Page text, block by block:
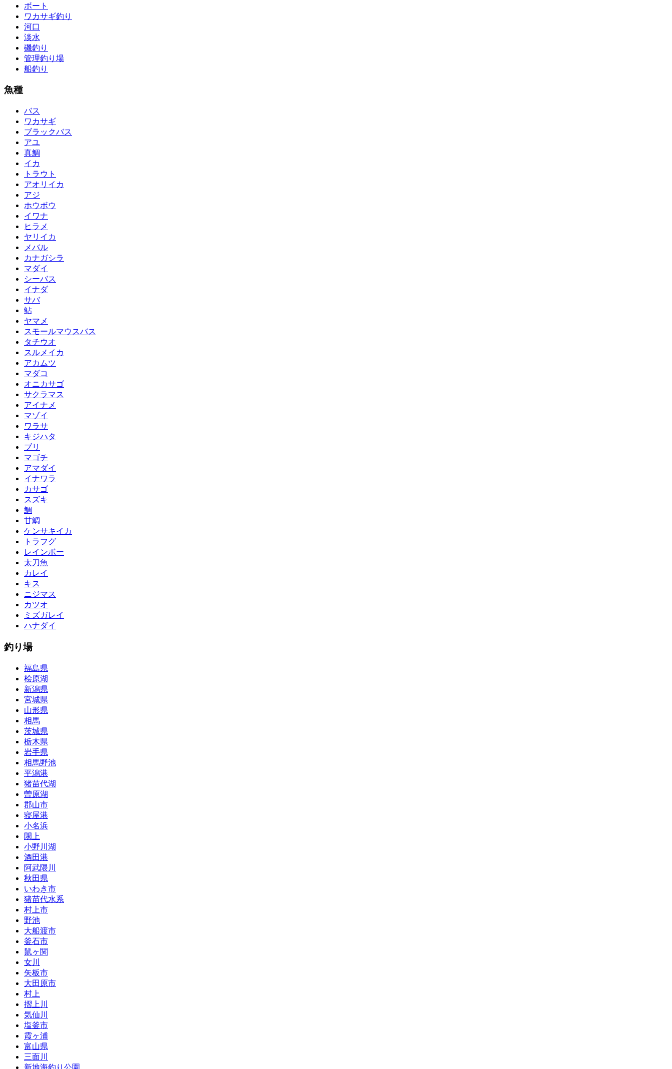
ボート
ワカサギ釣り
河口
淡水
磯釣り
管理釣り場
船釣り
魚種
バス
ワカサギ
ブラックバス
アユ
真鯛
イカ
トラウト
アオリイカ
アジ
ホウボウ
イワナ
ヒラメ
ヤリイカ
メバル
カナガシラ
マダイ
シーバス
イナダ
サバ
鮎
ヤマメ
スモールマウスバス
タチウオ
スルメイカ
アカムツ
マダコ
オニカサゴ
サクラマス
アイナメ
マゾイ
ワラサ
キジハタ
ブリ
マゴチ
アマダイ
イナワラ
カサゴ
スズキ
鯛
甘鯛
ケンサキイカ
トラフグ
レインボー
太刀魚
カレイ
キス
ニジマス
カツオ
ミズガレイ
ハナダイ
釣り場
福島県
桧原湖
新潟県
宮城県
山形県
相馬
茨城県
栃木県
岩手県
相馬野池
平潟港
猪苗代湖
曽原湖
郡山市
寝屋港
小名浜
閖上
小野川湖
酒田港
阿武隈川
秋田県
いわき市
猪苗代水系
村上市
野池
大船渡市
釜石市
鼠ヶ関
女川
矢板市
大田原市
村上
摺上川
気仙川
塩釜市
霞ヶ浦
富山県
三面川
新地海釣り公園